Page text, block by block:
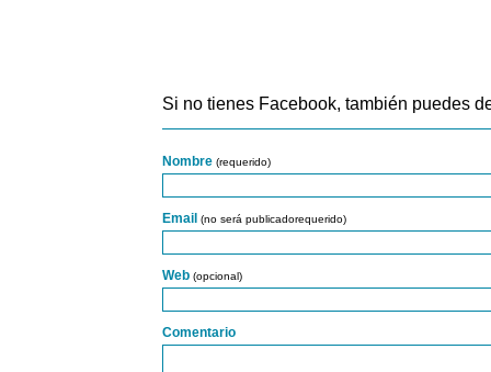
Si no tienes Facebook, también puedes
Nombre (requerido)
Email (no será publicadorequerido)
Web (opcional)
Comentario